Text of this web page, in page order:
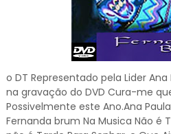
o DT Representado pela Lider Ana
na gravação do DVD Cura-me
Possivelmente este Ano.Ana
Fernanda brum Na Musica Não é